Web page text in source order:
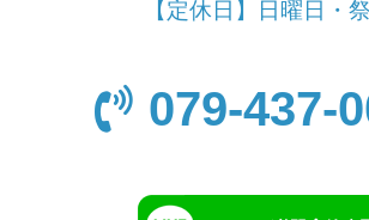
【定休日】日曜日・
079-437-